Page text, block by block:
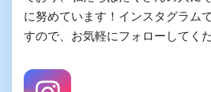
に努めています！インスタグラム
すので、お気軽にフォローしてく